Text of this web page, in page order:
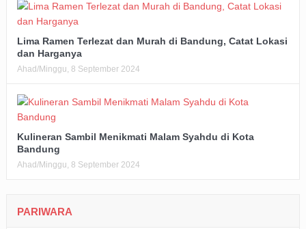
Lima Ramen Terlezat dan Murah di Bandung, Catat Lokasi
dan Harganya
Ahad/Minggu, 8 September 2024
Kulineran Sambil Menikmati Malam Syahdu di Kota
Bandung
Ahad/Minggu, 8 September 2024
PARIWARA